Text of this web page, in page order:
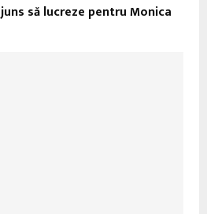
să lucreze pentru Monica